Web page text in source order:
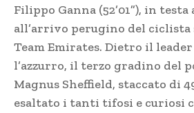
Filippo Ganna (52’01”), in
all’arrivo perugino del ciclista
Team Emirates. Dietro il
l’azzurro, il terzo gradino del
Magnus Sheffield, staccato di
esaltato i tanti tifosi e curiosi